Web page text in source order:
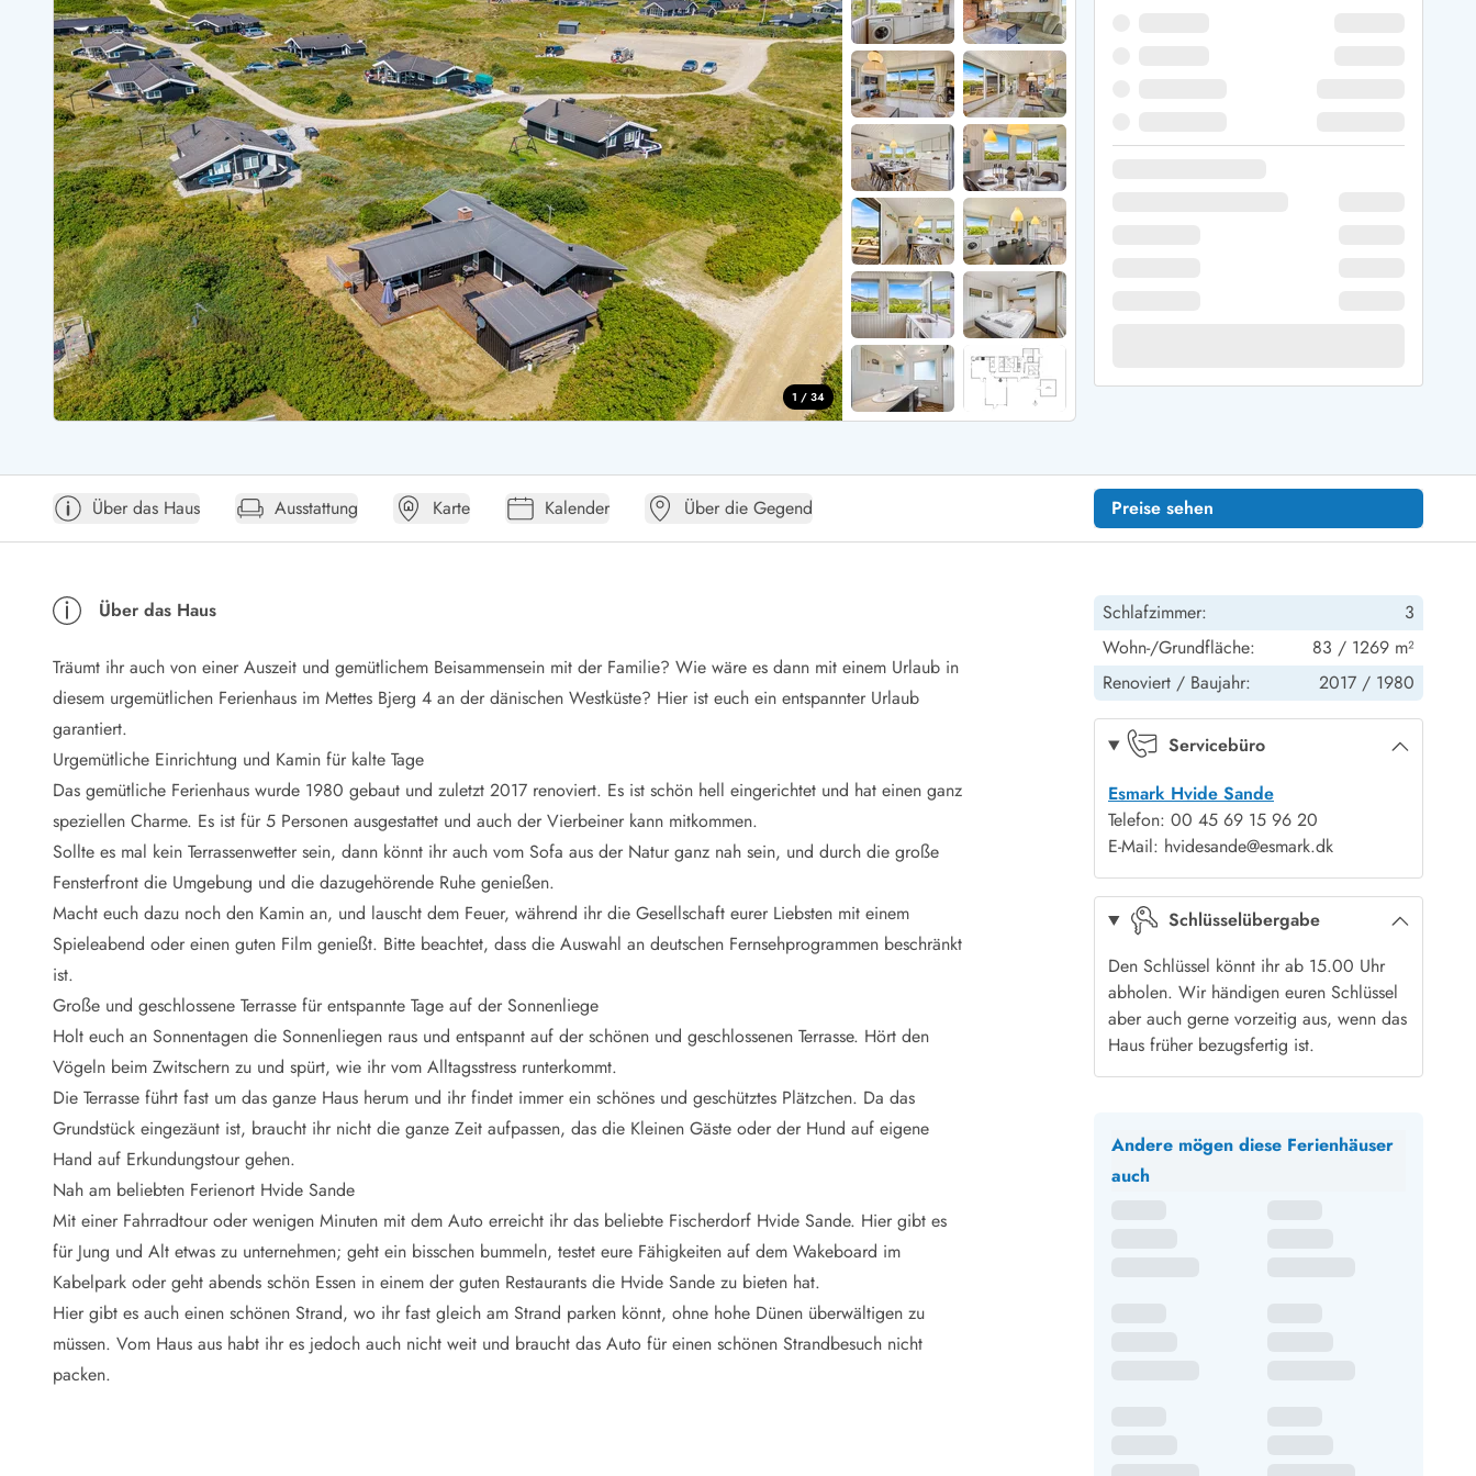
Ferienhäuser mit Whirlpool
Ferienhäuser mit Freitagswechsel
Ferienhäuser mit Samstagswechsel
Ferienhaus für 2 Personen
Ferienhaus für 4 Personen
Ferienhaus für 6 Personen
Ferienhäuser im Winter
Ferienhäuser über Weihnachten
Ferienhäuser über Silvester
Ferienhäuser BjerregardFerienhäuser BlavandFerienhäuser Hvide SandeFerienhäuser Sondervig
Ferienhäuser Argab
Ferienhäuser in Arrild
Ferienhäuser Bjerregard
Ferienhäuser Blavand
Ferienhäuser Bork Havn
Ferienhäuser Fjand
Ferienhäuser Fanö
Ferienhäuser Graerup Strand
Ferienhäuser Haurvig
Ferienhäuser Henne Strand
Ferienhäuser Ho
Ferienhäuser Houstrup
Ferienhäuser Houvig
Ferienhäuser auf Holmsland Klit
Ferienhäuser in Holmsland
Ferienhäuser Hvide Sande
Ferienhäuser Jegum
Ferienhäuser Klegod
Ferienhäuser Lodbjerg Hede
Ferienhäuser Nr. Lyngvig
Ferienhäuser in Nymindegab
Ferienhäuser Römö
Ferienhäuser am Ringköbing Fjord
Ferienhäuser Sondervig
Ferienhäuser Skodbjerge
Ferienhäuser in Thorsminde
Ferienhäuser Vederso Klit
Ferienhäuser Vejers Strand
Ferienhäuser Vester Husby
Öffnungszeiten
Anreise
Ferienhaus ABC
Häufige Fragen zur Buchung
Verleihservice
Reisescheckliste
Endreinigung
Gutschein
Frühbucher
Mietbedingungen
Reiseführer Dänemark
Tipps für Urlaub in Dänemark
Wetter in Dänemark
Saisonzeiten
Badesicherheit im Meer
Naturschutz
Webcam Dänemark
Ferienhauskatalog
Fotowettbewerb
Vorteile bei uns
Reisecurity
Esmark KidsVIP
Esmark VIP - Partnervorteile und Rabatte
Preisgarantie
Keine Kaution
Gästebewertungen
Gratis WLAN
We love people
1 / 34
Über das Haus Ausstattung Karte Kalender Über die Gegend Preise sehen
Über das Haus
Träumt ihr auch von einer Auszeit und gemütlichem Beisammensein mit der Familie? Wie wäre es dann mit einem Urlaub in
diesem urgemütlichen Ferienhaus im Mettes Bjerg 4 an der dänischen Westküste? Hier ist euch ein entspannter Urlaub
garantiert.
Urgemütliche Einrichtung und Kamin für kalte Tage
Das gemütliche Ferienhaus wurde 1980 gebaut und zuletzt 2017 renoviert. Es ist schön hell eingerichtet und hat einen ganz
speziellen Charme. Es ist für 5 Personen ausgestattet und auch der Vierbeiner kann mitkommen.
Sollte es mal kein Terrassenwetter sein, dann könnt ihr auch vom Sofa aus der Natur ganz nah sein, und durch die große
Fensterfront die Umgebung und die dazugehörende Ruhe genießen.
Macht euch dazu noch den Kamin an, und lauscht dem Feuer, während ihr die Gesellschaft eurer Liebsten mit einem
Spieleabend oder einen guten Film genießt. Bitte beachtet, dass die Auswahl an deutschen Fernsehprogrammen beschränkt
ist.
Große und geschlossene Terrasse für entspannte Tage auf der Sonnenliege
Holt euch an Sonnentagen die Sonnenliegen raus und entspannt auf der schönen und geschlossenen Terrasse. Hört den
Vögeln beim Zwitschern zu und spürt, wie ihr vom Alltagsstress runterkommt.
Die Terrasse führt fast um das ganze Haus herum und ihr findet immer ein schönes und geschütztes Plätzchen. Da das
Grundstück eingezäunt ist, braucht ihr nicht die ganze Zeit aufpassen, das die Kleinen Gäste oder der Hund auf eigene
Hand auf Erkundungstour gehen.
Nah am beliebten Ferienort Hvide Sande
Mit einer Fahrradtour oder wenigen Minuten mit dem Auto erreicht ihr das beliebte Fischerdorf Hvide Sande. Hier gibt es
für Jung und Alt etwas zu unternehmen; geht ein bisschen bummeln, testet eure Fähigkeiten auf dem Wakeboard im
Kabelpark oder geht abends schön Essen in einem der guten Restaurants die Hvide Sande zu bieten hat.
Hier gibt es auch einen schönen Strand, wo ihr fast gleich am Strand parken könnt, ohne hohe Dünen überwältigen zu
müssen. Vom Haus aus habt ihr es jedoch auch nicht weit und braucht das Auto für einen schönen Strandbesuch nicht
packen.
Schlafzimmer:
3
Wohn-/Grundfläche:
83 / 1269 m²
Renoviert / Baujahr: 2017 / 1980
Servicebüro
Esmark Hvide Sande
Telefon: 00 45 69 15 96 20
E-Mail: hvidesande@esmark.dk
Schlüsselübergabe
Den Schlüssel könnt ihr ab 15.00 Uhr
abholen. Wir händigen euren Schlüssel
aber auch gerne vorzeitig aus, wenn das
Haus früher bezugsfertig ist.
Andere mögen diese Ferienhäuser
auch